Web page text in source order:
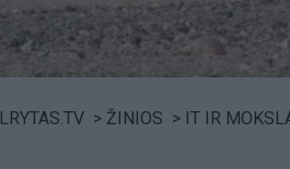
LRYTAS.TV > ŽINIOS > IT IR